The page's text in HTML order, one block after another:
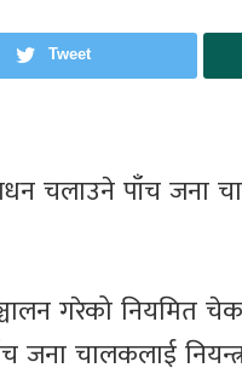
Tweet
चलाउने पाँच जना
गरेको नियमित
जना चालकलाई